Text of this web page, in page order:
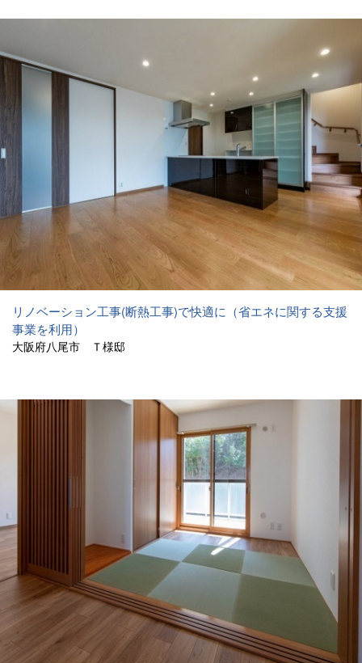
リノベーション工事(断熱工事)で快適に（省エネに関する支援
事業を利用）
大阪府八尾市 Ｔ様邸